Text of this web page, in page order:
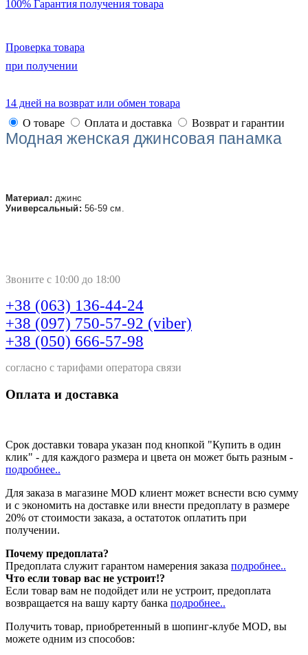
100% Гарантия получения товара
Проверка товара
при получении
14 дней на возврат или обмен товара
О товаре
Оплата и доставка Возврат и гарантии
Модная женская джинсовая панамка
Материал: джинс
Универсальный: 56-59 см.
Звоните с 10:00 до 18:00
+38 (063) 136-44-24
+38 (097) 750-57-92 (viber)
+38 (050) 666-57-98
согласно с тарифами оператора связи
Оплата и доставка
Срок доставки товара указан под кнопкой "Купить в один
клик" - для каждого размера и цвета он может быть разным -
подробнее..
Для заказа в магазине MOD клиент может вснести всю сумму
и с экономить на доставке или внести предоплату в размере
20% от стоимости заказа, а остатоток оплатить при
получении.
Почему предоплата?
Предоплата служит гарантом намерения заказа подробнее..
Что если товар вас не устроит!?
Если товар вам не подойдет или не устроит, предоплата
возвращается на вашу карту банка подробнее..
Получить товар, приобретенный в шопинг-клубе MOD, вы
можете одним из способов: